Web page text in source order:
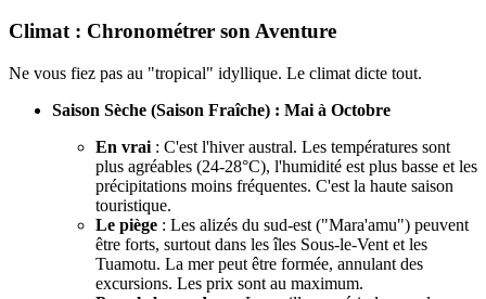
Climat : Chronométrer son Aventure
Ne vous fiez pas au "tropical" idyllique. Le climat dicte tout.
Saison Sèche (Saison Fraîche) : Mai à Octobre
En vrai : C'est l'hiver austral. Les températures sont
plus agréables (24-28°C), l'humidité est plus basse et les
précipitations moins fréquentes. C'est la haute saison
touristique.
Le piège : Les alizés du sud-est ("Mara'amu") peuvent
être forts, surtout dans les îles Sous-le-Vent et les
Tuamotu. La mer peut être formée, annulant des
excursions. Les prix sont au maximum.